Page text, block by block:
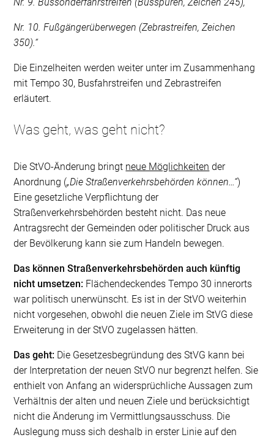
Nr. 10. Fußgängerüberwegen (Zebrastreifen, Zeichen
350).“
Die Einzelheiten werden weiter unter im Zusammenhang
mit Tempo 30, Busfahrstreifen und Zebrastreifen
erläutert.
Was geht, was geht nicht?
Die StVO-Änderung bringt neue Möglichkeiten der
Anordnung („Die Straßenverkehrsbehörden können…“)
Eine gesetzliche Verpflichtung der
Straßenverkehrsbehörden besteht nicht. Das neue
Antragsrecht der Gemeinden oder politischer Druck aus
der Bevölkerung kann sie zum Handeln bewegen.
Das können Straßenverkehrsbehörden auch künftig
nicht umsetzen: Flächendeckendes Tempo 30 innerorts
war politisch unerwünscht. Es ist in der StVO weiterhin
nicht vorgesehen, obwohl die neuen Ziele im StVG diese
Erweiterung in der StVO zugelassen hätten.
Das geht: Die Gesetzesbegründung des StVG kann bei
der Interpretation der neuen StVO nur begrenzt helfen. Sie
enthielt von Anfang an widersprüchliche Aussagen zum
Verhältnis der alten und neuen Ziele und berücksichtigt
nicht die Änderung im Vermittlungsausschuss. Die
Auslegung muss sich deshalb in erster Linie auf den